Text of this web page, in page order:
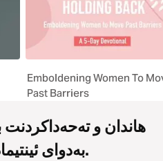
Emboldening Women To
Past Barriers
هاندان و
بەدوای ئینتیمادا بگەڕێیت لەگەڵ خودا.